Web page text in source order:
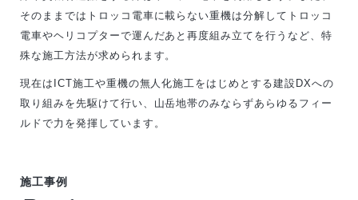
そのままではトロッコ電車に載らない重機は分解してトロッコ
電車やヘリコプターで運んだあと再度組み立てを行うなど、特
殊な施工方法が求められます。
現在はICT施工や重機の無人化施工をはじめとする建設DXへの
取り組みを先駆けて行い、山岳地帯のみならずあらゆるフィー
ルドで力を発揮しています。
施工事例